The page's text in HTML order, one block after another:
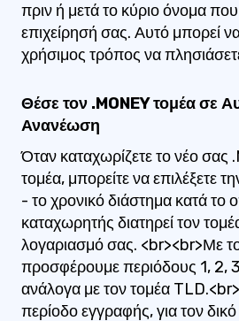
πριν ή μετά το κύριο όνομα που
επιχείρησή σας. Αυτό μπορεί να
χρήσιμος τρόπος να
Θέσε τον .MONEY τομέα σε
Ανανέωση
Όταν καταχωρίζετε το νέο σας
τομέα, μπορείτε να επιλέξετε
- το χρονικό διάστημα κατά το
καταχωρητής διατηρεί τον
λογαριασμό σας. <br><br>Με
προσφέρουμε περιόδους 1, 2,
ανάλογα με τον τομέα
περίοδο εγγραφής, για τον